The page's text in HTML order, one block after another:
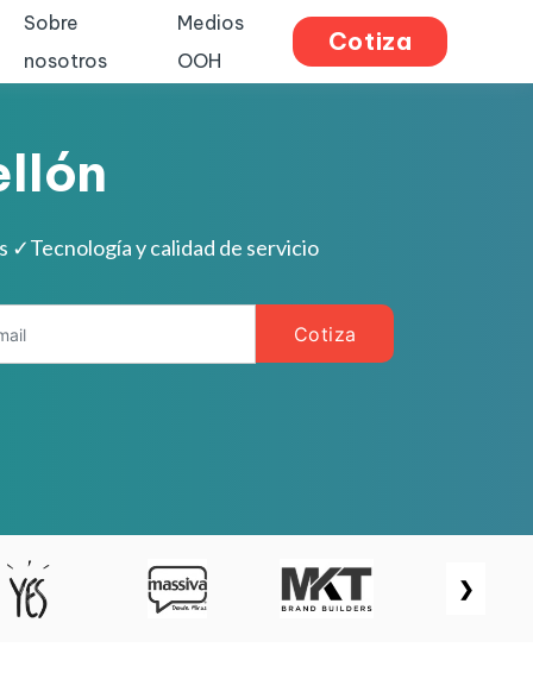
Sobre
nosotros
Medios
OOH
Cotiza
✓Tecnología y calidad de servicio
Cotiza
❯